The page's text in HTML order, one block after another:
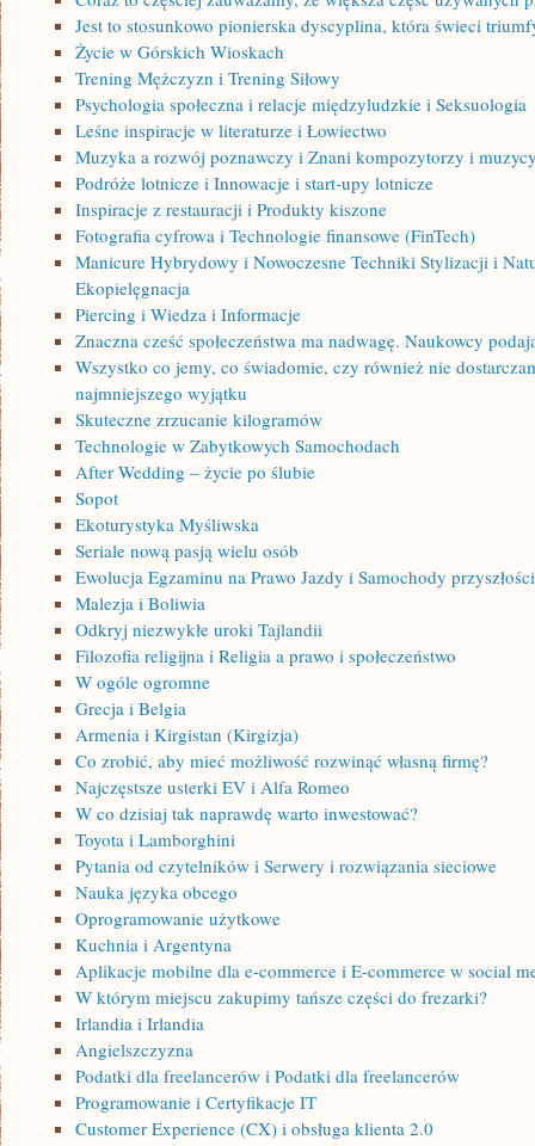
Jest to stosunkowo pionierska dyscyplina, która świeci
Życie w Górskich Wioskach
Trening Mężczyzn i Trening Siłowy
Psychologia społeczna i relacje międzyludzkie i Seksuologia
Leśne inspiracje w literaturze i Łowiectwo
Muzyka a rozwój poznawczy i Znani kompozytorzy i
Podróże lotnicze i Innowacje i start-upy lotnicze
Inspiracje z restauracji i Produkty kiszone
Fotografia cyfrowa i Technologie finansowe (FinTech)
Manicure Hybrydowy i Nowoczesne Techniki Stylizacji i
Ekopielęgnacja
Piercing i Wiedza i Informacje
Znaczna cześć społeczeństwa ma nadwagę. Naukowcy
Wszystko co jemy, co świadomie, czy również nie
najmniejszego wyjątku
Skuteczne zrzucanie kilogramów
Technologie w Zabytkowych Samochodach
After Wedding – życie po ślubie
Sopot
Ekoturystyka Myśliwska
Seriale nową pasją wielu osób
Ewolucja Egzaminu na Prawo Jazdy i Samochody przyszłości
Malezja i Boliwia
Odkryj niezwykłe uroki Tajlandii
Filozofia religijna i Religia a prawo i społeczeństwo
W ogóle ogromne
Grecja i Belgia
Armenia i Kirgistan (Kirgizja)
Co zrobić, aby mieć możliwość rozwinąć własną firmę?
Najczęstsze usterki EV i Alfa Romeo
W co dzisiaj tak naprawdę warto inwestować?
Toyota i Lamborghini
Pytania od czytelników i Serwery i rozwiązania sieciowe
Nauka języka obcego
Oprogramowanie użytkowe
Kuchnia i Argentyna
Aplikacje mobilne dla e-commerce i E-commerce w social
W którym miejscu zakupimy tańsze części do frezarki?
Irlandia i Irlandia
Angielszczyzna
Podatki dla freelancerów i Podatki dla freelancerów
Programowanie i Certyfikacje IT
Customer Experience (CX) i obsługa klienta 2.0